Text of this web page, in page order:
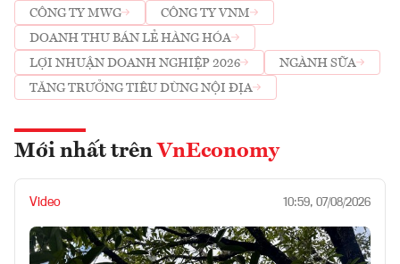
CÔNG TY MWG
CÔNG TY VNM
DOANH THU BÁN LẺ HÀNG HÓA
LỢI NHUẬN DOANH NGHIỆP 2026
NGÀNH SỮA
TĂNG TRƯỞNG TIÊU DÙNG NỘI ĐỊA
Mới nhất trên VnEconomy
Video 10:59, 07/08/2026